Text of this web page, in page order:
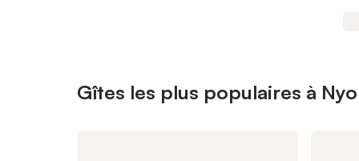
Gîtes les plus populaires à